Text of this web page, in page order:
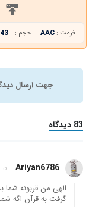
فرمت : AAC حجم : 243
جهت ارسال
83 دیدگاه
Ariyan6786 5 سال قبل
الهی من قربونه شما
گرفت به قرآن اگه